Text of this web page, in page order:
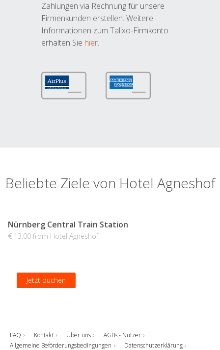
Zahlungen via Rechnung für unsere
Firmenkunden erstellen. Weitere
Informationen zum Talixo-Firmkonto
erhalten Sie hier.
Beliebte Ziele von Hotel Agneshof
Nürnberg Central Train Station
€ 13.00 from Hotel Agneshof
Jetzt buchen
FAQ Kontakt Über uns
AGBs - Nutzer
Allgemeine Beförderungsbedingungen
Datenschutzerklärung